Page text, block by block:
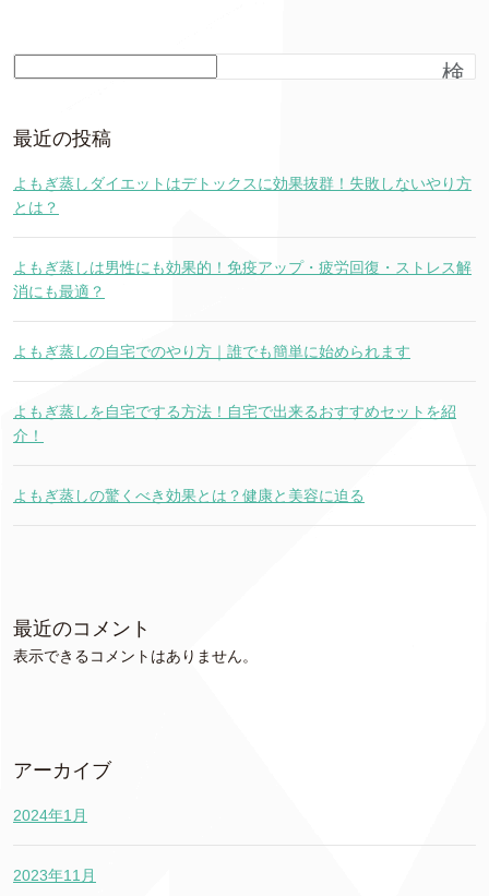
検
最近の投稿
よもぎ蒸しダイエットはデトックスに効果抜群！失敗しないやり方
とは？
よもぎ蒸しは男性にも効果的！免疫アップ・疲労回復・ストレス解
消にも最適？
よもぎ蒸しの自宅でのやり方｜誰でも簡単に始められます
よもぎ蒸しを自宅でする方法！自宅で出来るおすすめセットを紹
介！
よもぎ蒸しの驚くべき効果とは？健康と美容に迫る
最近のコメント
表示できるコメントはありません。
アーカイブ
2024年1月
2023年11月